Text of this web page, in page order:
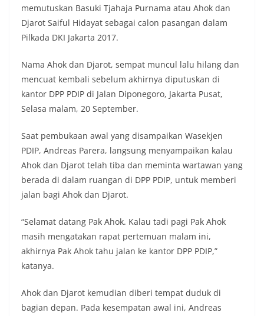
memutuskan Basuki Tjahaja Purnama atau Ahok dan
Djarot Saiful Hidayat sebagai calon pasangan dalam
Pilkada DKI Jakarta 2017.
Nama Ahok dan Djarot, sempat muncul lalu hilang dan
mencuat kembali sebelum akhirnya diputuskan di
kantor DPP PDIP di Jalan Diponegoro, Jakarta Pusat,
Selasa malam, 20 September.
Saat pembukaan awal yang disampaikan Wasekjen
PDIP, Andreas Parera, langsung menyampaikan kalau
Ahok dan Djarot telah tiba dan meminta wartawan yang
berada di dalam ruangan di DPP PDIP, untuk memberi
jalan bagi Ahok dan Djarot.
“Selamat datang Pak Ahok. Kalau tadi pagi Pak Ahok
masih mengatakan rapat pertemuan malam ini,
akhirnya Pak Ahok tahu jalan ke kantor DPP PDIP,”
katanya.
Ahok dan Djarot kemudian diberi tempat duduk di
bagian depan. Pada kesempatan awal ini, Andreas